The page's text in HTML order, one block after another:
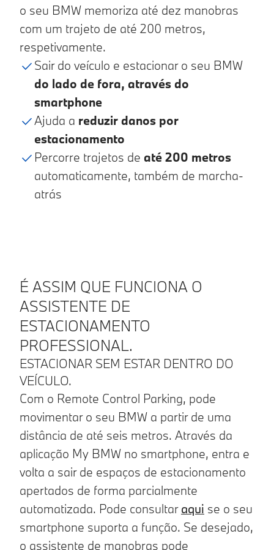
o seu BMW memoriza até dez manobras
com um trajeto de até 200 metros,
respetivamente.
Sair do veículo e estacionar o seu BMW
do lado de fora, através do
smartphone
Ajuda a reduzir danos por
estacionamento
Percorre trajetos de até 200 metros
automaticamente, também de marcha-
atrás
É ASSIM QUE FUNCIONA O
ASSISTENTE DE
ESTACIONAMENTO
PROFESSIONAL.
ESTACIONAR SEM ESTAR DENTRO DO
VEÍCULO.
Com o Remote Control Parking, pode
movimentar o seu BMW a partir de uma
distância de até seis metros. Através da
aplicação My BMW no smartphone, entra e
volta a sair de espaços de estacionamento
apertados de forma parcialmente
automatizada. Pode consultar aqui se o seu
smartphone suporta a função. Se desejado,
o assistente de manobras pode